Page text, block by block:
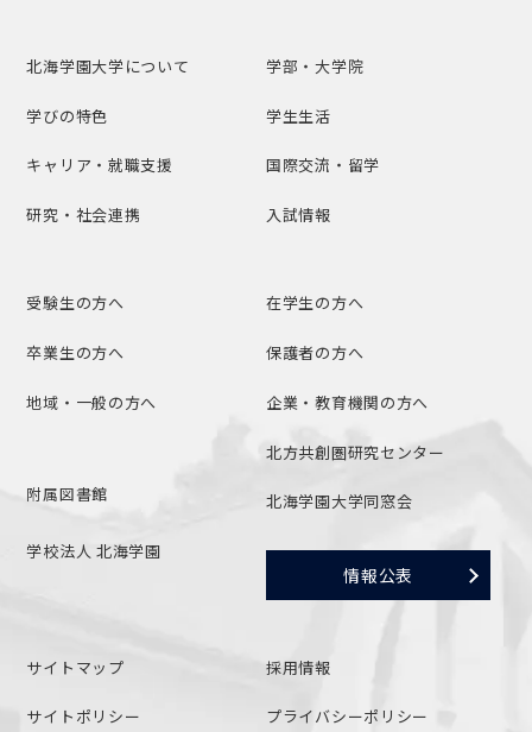
北海学園大学について 学部・大学院
学びの特色 学生生活
キャリア・就職支援 国際交流・留学
研究・社会連携 入試情報
受験生の方へ 在学生の方へ
卒業生の方へ 保護者の方へ
地域・一般の方へ 企業・教育機関の方へ
附属図書館
北方共創圏研究センター
北海学園大学同窓会
学校法人 北海学園
情報公表
サイトマップ 採用情報
サイトポリシー プライバシーポリシー